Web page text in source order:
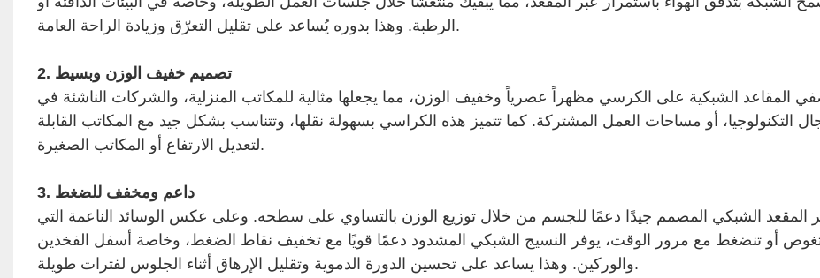
الرطبة. وهذا بدوره يُساعد على تقليل التعرّق وزيادة الراحة العامة.
2. تصميم خفيف الوزن وبسيط
المقاعد الشبكية على الكرسي مظهراً عصرياً وخفيف الوزن، مما يجعلها مثالية للمكاتب المنزلية، والشركات الناشئة في
التكنولوجيا، أو مساحات العمل المشتركة. كما تتميز هذه الكراسي بسهولة نقلها، وتتناسب بشكل جيد مع المكاتب القابلة
لتعديل الارتفاع أو المكاتب الصغيرة.
3. داعم ومخفف للضغط
المقعد الشبكي المصمم جيدًا دعمًا للجسم من خلال توزيع الوزن بالتساوي على سطحه. وعلى عكس الوسائد الناعمة التي
أو تنضغط مع مرور الوقت، يوفر النسيج الشبكي المشدود دعمًا قويًا مع تخفيف نقاط الضغط، وخاصة أسفل الفخذين
والوركين. وهذا يساعد على تحسين الدورة الدموية وتقليل الإرهاق أثناء الجلوس لفترات طويلة.